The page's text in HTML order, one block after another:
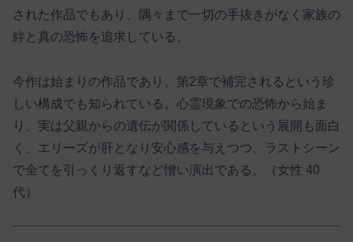
された作品でもあり、隅々まで一切の手抜きがなく家族の
絆と真の恐怖を追求している。
今作は始まりの作品であり、第2章で補完されるという珍
しい構成でも知られている。心霊現象での恐怖から始ま
り、実は父親からの遺伝が関係しているという展開も面白
く、エリーズが肝となり安心感を与えつつ、ラストシーン
で全てを引っくり返すなど憎い演出である。（女性 40
代）